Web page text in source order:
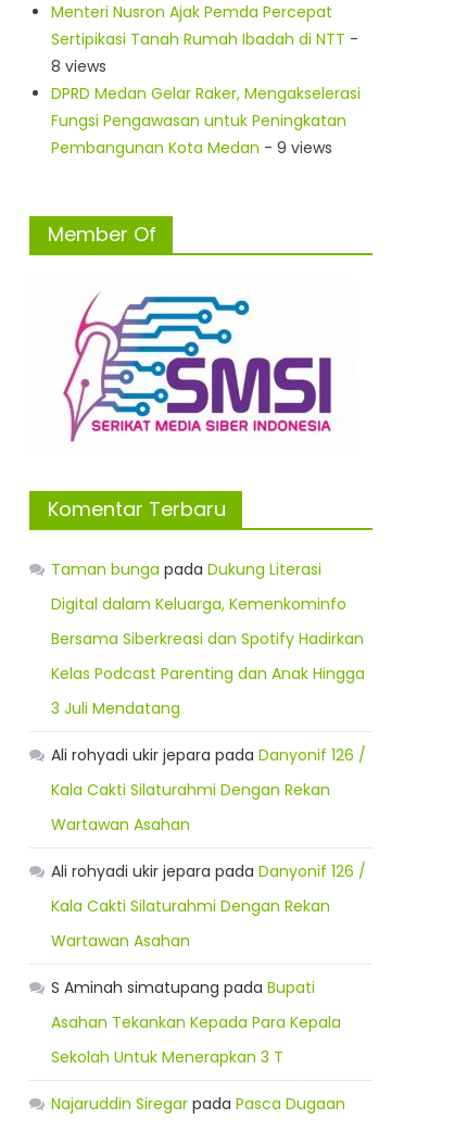
Menteri Nusron Ajak Pemda Percepat
Sertipikasi Tanah Rumah Ibadah di NTT -
8 views
DPRD Medan Gelar Raker, Mengakselerasi
Fungsi Pengawasan untuk Peningkatan
Pembangunan Kota Medan - 9 views
Member Of
Komentar Terbaru
Taman bunga padaDukung Literasi
Digital dalam Keluarga, Kemenkominfo
Bersama Siberkreasi dan Spotify Hadirkan
Kelas Podcast Parenting dan Anak Hingga
3 Juli Mendatang
Ali rohyadi ukir jepara padaDanyonif 126 /
Kala Cakti Silaturahmi Dengan Rekan
Wartawan Asahan
Ali rohyadi ukir jepara padaDanyonif 126 /
Kala Cakti Silaturahmi Dengan Rekan
Wartawan Asahan
S Aminah simatupang padaBupati
Asahan Tekankan Kepada Para Kepala
Sekolah Untuk Menerapkan 3 T
Najaruddin Siregar padaPasca Dugaan